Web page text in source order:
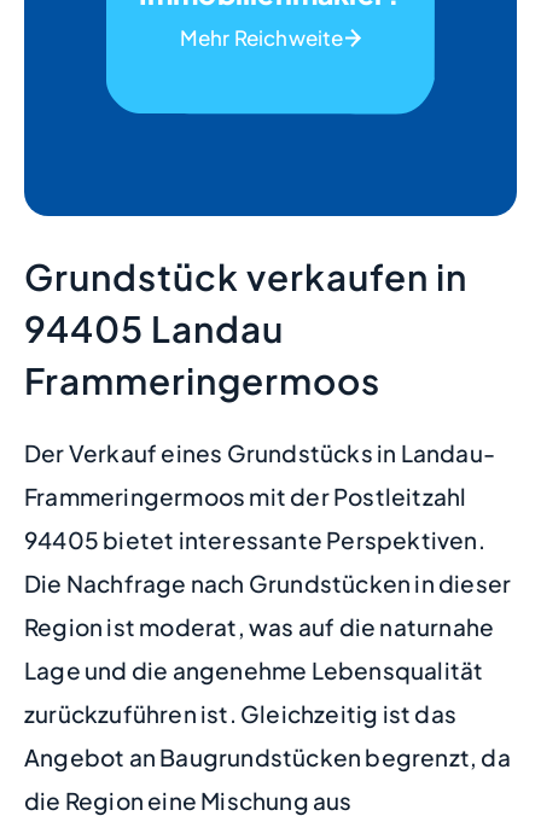
Mehr Reichweite
Grundstück verkaufen in
94405 Landau
Frammeringermoos
Der Verkauf eines Grundstücks in Landau-
Frammeringermoos mit der Postleitzahl
94405 bietet interessante Perspektiven.
Die Nachfrage nach Grundstücken in dieser
Region ist moderat, was auf die naturnahe
Lage und die angenehme Lebensqualität
zurückzuführen ist. Gleichzeitig ist das
Angebot an Baugrundstücken begrenzt, da
die Region eine Mischung aus